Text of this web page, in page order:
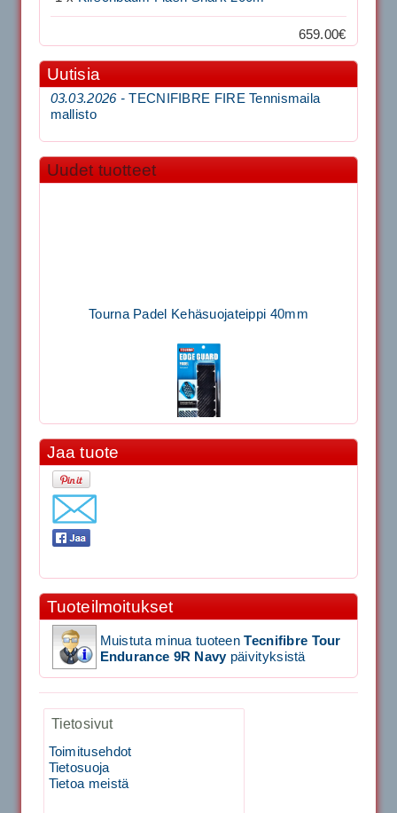
659.00€
Uutisia
03.03.2026 -TECNIFIBRE FIRE Tennismaila
mallisto
Uudet tuotteet
Tourna Padel Kehäsuojateippi 40mm
Signum S-7000 Jännityskone (Pöytämalli)
1,650.00€
SIGNUM S-7000 &...
Signum S-7000 Jännityskone (Jalustamalli)
40883 Harjasosa hiekkanurmiharjaan
Jaa tuote
Tuoteilmoitukset
Muistuta minua tuoteenTecnifibre Tour
Endurance 9R Navypäivityksistä
Tietosivut
Toimitusehdot
Tietosuoja
Tietoa meistä